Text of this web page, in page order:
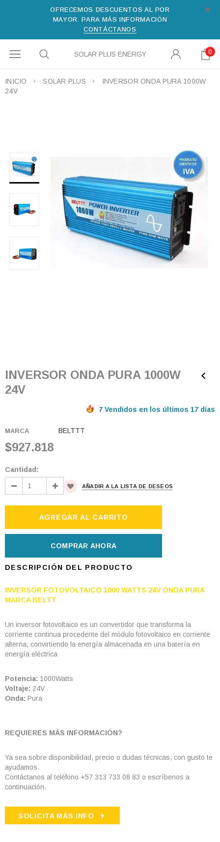
OFRECEMOS DESCUENTOS AL POR
MAYOR. PARA MÁS INFORMACIÓN
CONTÁCTANOS
SOLAR PLUS ENERGY 0
INICIO SOLAR PLUS
INVERSOR ONDA PURA 1000W
24V
INVERSOR ONDA PURA 1000W
24V
7 Vendidos en los últimos 17 días
MARCA BELTTT
$927.818
Cantidad:
AÑADIR A LA LISTA DE DESEOS
COMPRAR AHORA
DESCRIPCIÓN DEL PRODUCTO
INVERSOR FOTOVOLTAICO 1000 WATTS 24V ONDA PURA
MARCA BELTT
Un inversor fotovoltaico es un convertidor que transforma la
corriente continua procedente del módulo fotovoltaico en corriente
alterna, convirtiendo la energía almacenada en una batería en
energía eléctrica
Potencia: 1000Watts
Voltaje: 24V
Onda: Pura
REQUIERES MÁS INFORMACIÓN?
Ya sea sobre disponibilidad, precio o dudas técnicas, con gusto te
ayudamos.
Contáctanos al teléfono +57 313 733 08 83 o escríbenos a
continuación.
SOLICITA MÁS INFO